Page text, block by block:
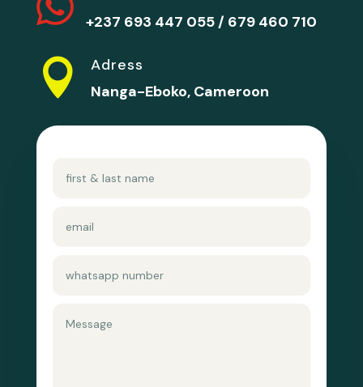
+237 693 447 055 / 679 460 710

Adress
Nanga-Eboko, Cameroon